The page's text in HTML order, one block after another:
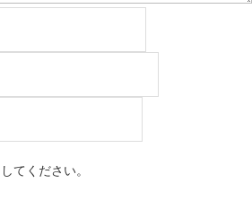
てください。